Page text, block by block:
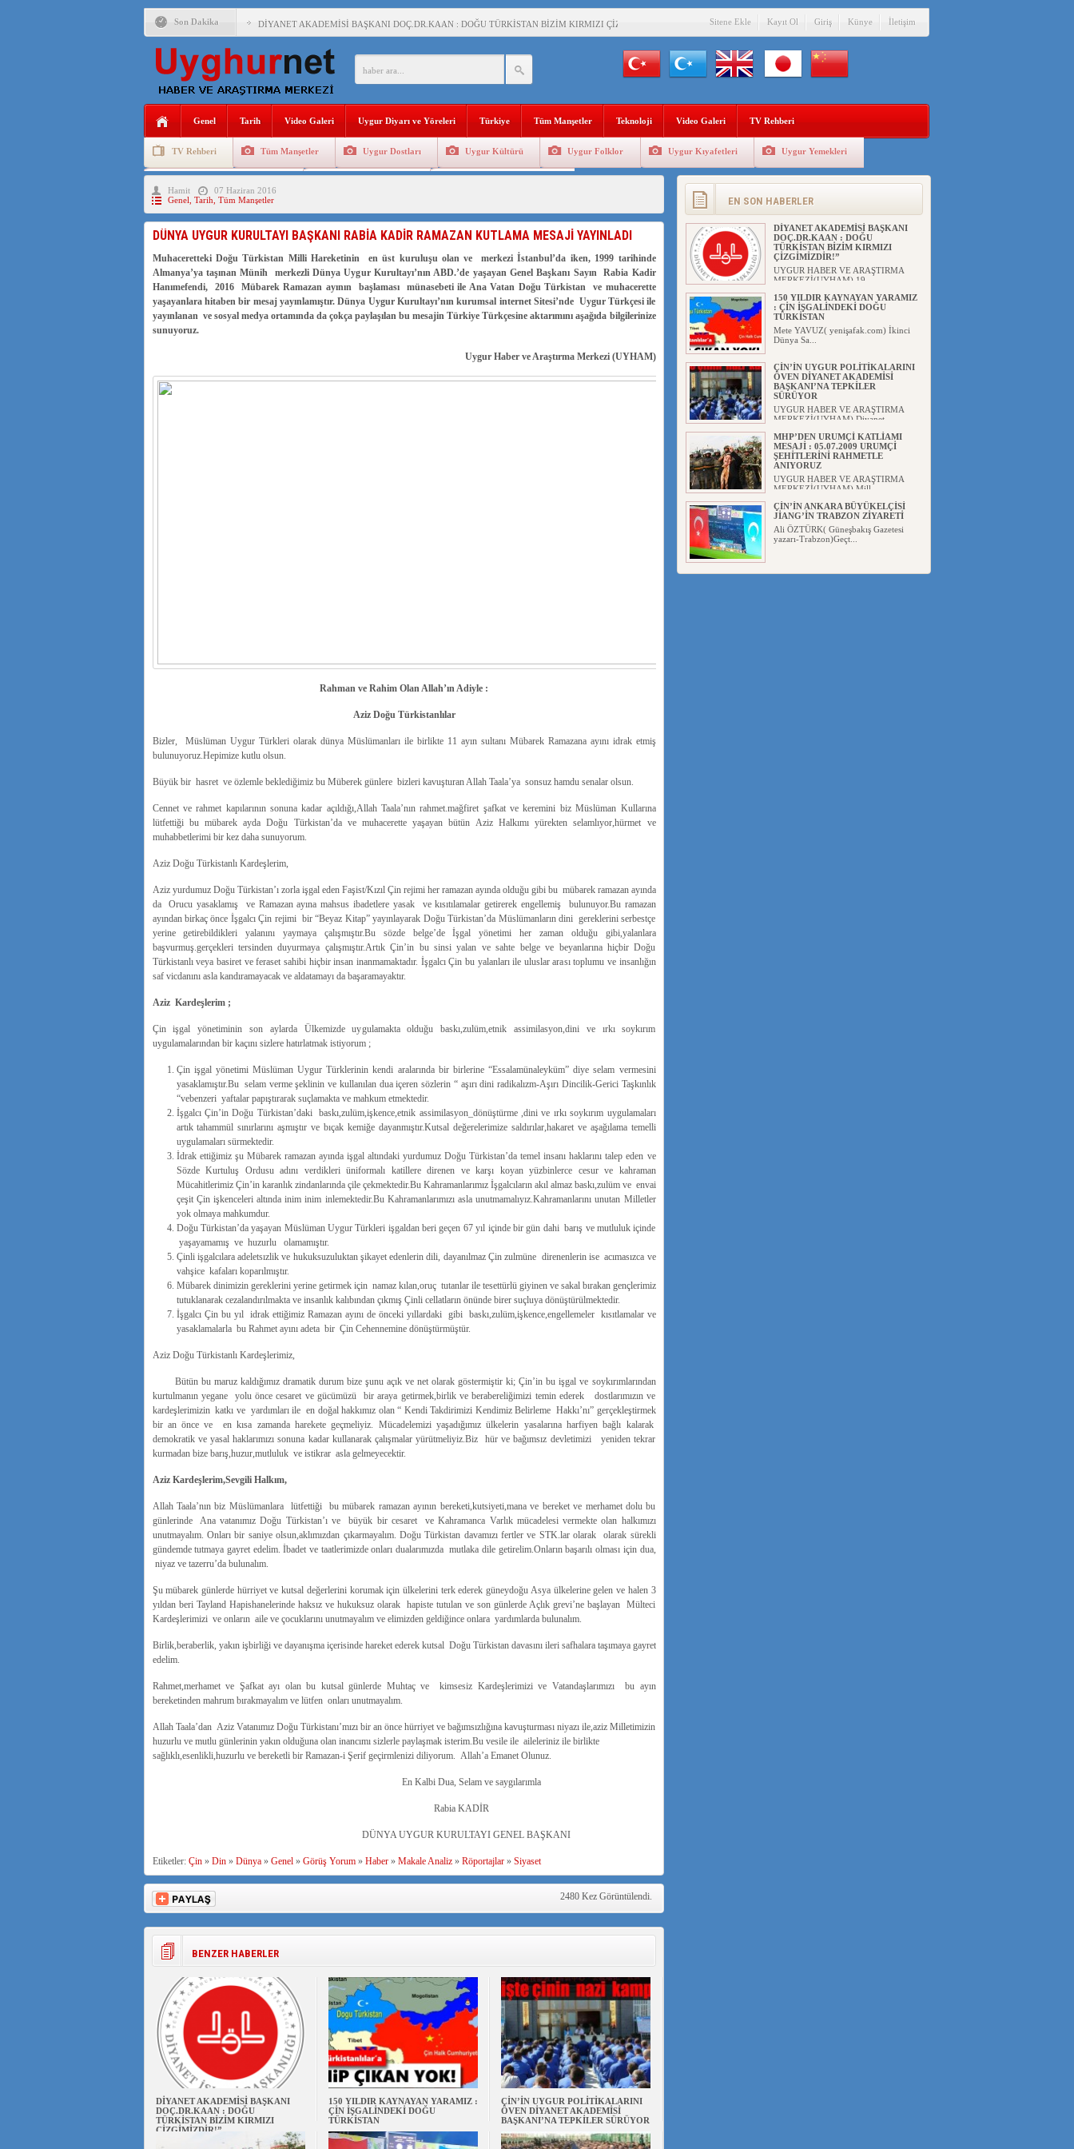
Son Dakika DİYANET AKADEMİSİ BAŞKANI DOÇ.DR.KAAN : DOĞU TÜRKİSTAN BİZİM KIRMIZI ÇİZGİMİZDİR!”
150 YILDIR KAYNAYAN YARAMIZ : ÇİN İŞGALİNDEKİ DOĞU TÜRKİSTAN
ÇİN’İN UYGUR POLİTİKALARINI ÖVEN DİYANET AKADEMİSİ BAŞKANI’NA TEPKİLER SÜRÜYOR
MHP’DEN URUMÇİ KATLİAMI MESAJİ : 05.07.2009 URUMÇİ ŞEHİTLERİNİ RAHMETLE ANIYORUZ
ÇİN’İN ANKARA BÜYÜKELÇİSİ JİANG’İN TRABZON ZİYARETİ
SAADET PARTİSİ İLÇE BAŞKANI : TEMMUZ AYI,DOĞU TÜRKİSTAN İÇİN KATLİAM AYI DEĞİLDİR !
İŞGALCİ ÇİN,DOĞU TÜRKİSTAN’DA EN AZ 143 BİN UYGUR ÇOCUĞU AİLELERİNDEN KOPARDI
AZİZANA KAŞGAR : IŞIKLAR ALTINDA BİR VİTRİN Mİ, SUSTURULMUŞBER HAFİZA Mİ?
Sitene Ekle Kayıt Ol Giriş Künye İletişim
Genel Tarih Video Galeri Uygur Diyarı ve Yöreleri Türkiye Tüm Manşetler Teknoloji Video Galeri TV Rehberi
TV Rehberi Tüm Manşetler Uygur Dostları Uygur Kültürü Uygur Folklor Uygur Kıyafetleri Uygur Yemekleri
Uygurlarda Düğün ve Cenaze
Hamit
07 Haziran 2016
Genel Tarih Tüm Manşetler
DÜNYA UYGUR KURULTAYI BAŞKANI RABİA KADİR RAMAZAN KUTLAMA MESAJİ YAYINLADI
Muhaceretteki Doğu Türkistan Milli Hareketinin en üst kuruluşu olan ve merkezi İstanbul’da iken, 1999 tarihinde
Almanya’ya taşınan Münih merkezli Dünya Uygur Kurultayı’nın ABD.’de yaşayan Genel Başkanı Sayın Rabia Kadir
Hanımefendi, 2016 Mübarek Ramazan ayının başlaması münasebeti ile Ana Vatan Doğu Türkistan ve muhacerette
yaşayanlara hitaben bir mesaj yayınlamıştır. Dünya Uygur Kurultayı’nın kurumsal internet Sitesi’nde Uygur Türkçesi ile
yayınlanan ve sosyal medya ortamında da çokça paylaşılan bu mesajin Türkiye Türkçesine aktarımını aşağıda bilgilerinize
sunuyoruz.
Uygur Haber ve Araştırma Merkezi (UYHAM)
Rahman ve Rahim Olan Allah’ın Adiyle :
Aziz Doğu Türkistanlılar
Bizler, Müslüman Uygur Türkleri olarak dünya Müslümanları ile birlikte 11 ayın sultanı Mübarek Ramazana ayını idrak etmiş
bulunuyoruz.Hepimize kutlu olsun.
Büyük bir hasret ve özlemle beklediğimiz bu Müberek günlere bizleri kavuşturan Allah Taala’ya sonsuz hamdu senalar olsun.
Cennet ve rahmet kapılarının sonuna kadar açıldığı,Allah Taala’nın rahmet.mağfiret şafkat ve keremini biz Müslüman Kullarına
lütfettiği bu mübarek ayda Doğu Türkistan’da ve muhacerette yaşayan bütün Aziz Halkımı yürekten selamlıyor,hürmet ve
muhabbetlerimi bir kez daha sunuyorum.
Aziz Doğu Türkistanlı Kardeşlerim,
Aziz yurdumuz Doğu Türkistan’ı zorla işgal eden Faşist/Kızıl Çin rejimi her ramazan ayında olduğu gibi bu mübarek ramazan ayında
da Orucu yasaklamış ve Ramazan ayına mahsus ibadetlere yasak ve kısıtılamalar getirerek engellemiş bulunuyor.Bu ramazan
ayından birkaç önce İşgalcı Çin rejimi bir “Beyaz Kitap” yayınlayarak Doğu Türkistan’da Müslümanların dini gereklerini serbestçe
yerine getirebildikleri yalanını yaymaya çalışmıştır.Bu sözde belge’de İşgal yönetimi her zaman olduğu gibi,yalanlara
başvurmuş.gerçekleri tersinden duyurmaya çalışmıştır.Artık Çin’in bu sinsi yalan ve sahte belge ve beyanlarına hiçbir Doğu
Türkistanlı veya basiret ve feraset sahibi hiçbir insan inanmamaktadır. İşgalcı Çin bu yalanları ile uluslar arası toplumu ve insanlığın
saf vicdanını asla kandıramayacak ve aldatamayı da başaramayaktır.
Aziz Kardeşlerim ;
Çin işgal yönetiminin son aylarda Ülkemizde uygulamakta olduğu baskı,zulüm,etnik assimilasyon,dini ve ırkı soykırım
uygulamalarından bir kaçını sizlere hatırlatmak istiyorum ;
Çin işgal yönetimi Müslüman Uygur Türklerinin kendi aralarında bir birlerine “Essalamünaleyküm” diye selam vermesini
yasaklamıştır.Bu selam verme şeklinin ve kullanılan dua içeren sözlerin “ aşırı dini radikalızm-Aşırı Dincilik-Gerici Taşkınlık
“vebenzeri yaftalar papıştırarak suçlamakta ve mahkum etmektedir.
İşgalcı Çin’in Doğu Türkistan’daki baskı,zulüm,işkence,etnik assimilasyon_dönüştürme ,dini ve ırkı soykırım uygulamaları
artık tahammül sınırlarını aşmıştır ve bıçak kemiğe dayanmıştır.Kutsal değerelerimize saldırılar,hakaret ve aşağılama temelli
uygulamaları sürmektedir.
İdrak ettiğimiz şu Mübarek ramazan ayında işgal altındaki yurdumuz Doğu Türkistan’da temel insanı haklarını talep eden ve
Sözde Kurtuluş Ordusu adını verdikleri üniformalı katillere direnen ve karşı koyan yüzbinlerce cesur ve kahraman
Mücahitlerimiz Çin’in karanlık zindanlarında çile çekmektedir.Bu Kahramanlarımız İşgalcıların akıl almaz baskı,zulüm ve envai
çeşit Çin işkenceleri altında inim inim inlemektedir.Bu Kahramanlarımızı asla unutmamalıyız.Kahramanlarını unutan Milletler
yok olmaya mahkumdur.
Doğu Türkistan’da yaşayan Müslüman Uygur Türkleri işgaldan beri geçen 67 yıl içinde bir gün dahi barış ve mutluluk içinde
yaşayamamış ve huzurlu olamamıştır.
Çinli işgalcılara adeletsızlik ve hukuksuzuluktan şikayet edenlerin dili, dayanılmaz Çin zulmüne direnenlerin ise acımasızca ve
vahşice kafaları koparılmıştır.
Mübarek dinimizin gereklerini yerine getirmek için namaz kılan,oruç tutanlar ile tesettürlü giyinen ve sakal bırakan gençlerimiz
tutuklanarak cezalandırılmakta ve insanlık kalıbından çıkmış Çinli cellatların önünde birer suçluya dönüştürülmektedir.
İşgalcı Çin bu yıl idrak ettiğimiz Ramazan ayını de önceki yıllardaki gibi baskı,zulüm,işkence,engellemeler kısıtlamalar ve
yasaklamalarla bu Rahmet ayını adeta bir Çin Cehennemine dönüştürmüştür.
Aziz Doğu Türkistanlı Kardeşlerimiz,
Bütün bu maruz kaldığımız dramatik durum bize şunu açık ve net olarak göstermiştir ki; Çin’in bu işgal ve soykırımlarından
kurtulmanın yegane yolu önce cesaret ve gücümüzü bir araya getirmek,birlik ve berabereliğimizi temin ederek dostlarımızın ve
kardeşlerimizin katkı ve yardımları ile en doğal hakkımız olan “ Kendi Takdirimizi Kendimiz Belirleme Hakkı’nı” gerçekleştirmek
bir an önce ve en kısa zamanda harekete geçmeliyiz. Mücadelemizi yaşadığımız ülkelerin yasalarına harfiyen bağlı kalarak
demokratik ve yasal haklarımızı sonuna kadar kullanarak çalışmalar yürütmeliyiz.Biz hür ve bağımsız devletimizi yeniden tekrar
kurmadan bize barış,huzur,mutluluk ve istikrar asla gelmeyecektir.
Aziz Kardeşlerim,Sevgili Halkım,
Allah Taala’nın biz Müslümanlara lütfettiği bu mübarek ramazan ayının bereketi,kutsiyeti,mana ve bereket ve merhamet dolu bu
günlerinde Ana vatanımız Doğu Türkistan’ı ve büyük bir cesaret ve Kahramanca Varlık mücadelesi vermekte olan halkımızı
unutmayalım. Onları bir saniye olsun,aklımızdan çıkarmayalım. Doğu Türkistan davamızı fertler ve STK.lar olarak olarak sürekli
gündemde tutmaya gayret edelim. İbadet ve taatlerimizde onları dualarımızda mutlaka dile getirelim.Onların başarılı olması için dua,
niyaz ve tazerru’da bulunalım.
Şu mübarek günlerde hürriyet ve kutsal değerlerini korumak için ülkelerini terk ederek güneydoğu Asya ülkelerine gelen ve halen 3
yıldan beri Tayland Hapishanelerinde haksız ve hukuksuz olarak hapiste tutulan ve son günlerde Açlık grevi’ne başlayan Mülteci
Kardeşlerimizi ve onların aile ve çocuklarını unutmayalım ve elimizden geldiğince onlara yardımlarda bulunalım.
Birlik,beraberlik, yakın işbirliği ve dayanışma içerisinde hareket ederek kutsal Doğu Türkistan davasını ileri safhalara taşımaya gayret
edelim.
Rahmet,merhamet ve Şafkat ayı olan bu kutsal günlerde Muhtaç ve kimsesiz Kardeşlerimizi ve Vatandaşlarımızı bu ayın
bereketinden mahrum bırakmayalım ve lütfen onları unutmayalım.
Allah Taala’dan Aziz Vatanımız Doğu Türkistanı’mızı bir an önce hürriyet ve bağımsızlığına kavuşturması niyazı ile,aziz Milletimizin
huzurlu ve mutlu günlerinin yakın olduğuna olan inancımı sizlerle paylaşmak isterim.Bu vesile ile aileleriniz ile birlikte
sağlıklı,esenlikli,huzurlu ve bereketli bir Ramazan-i Şerif geçirmlenizi diliyorum. Allah’a Emanet Olunuz.
En Kalbi Dua, Selam ve saygılarımla
Rabia KADİR
DÜNYA UYGUR KURULTAYI GENEL BAŞKANI
Etiketler: Çin» Din» Dünya» Genel» Görüş Yorum» Haber» Makale Analiz» Röportajlar» Siyaset
2480 Kez Görüntülendi.
BENZER HABERLER
DİYANET AKADEMİSİ BAŞKANI
DOÇ.DR.KAAN : DOĞU
TÜRKİSTAN BİZİM KIRMIZI
ÇİZGİMİZDİR!”
150 YILDIR KAYNAYAN YARAMIZ :
ÇİN İŞGALİNDEKİ DOĞU
TÜRKİSTAN
ÇİN’İN UYGUR POLİTİKALARINI
ÖVEN DİYANET AKADEMİSİ
BAŞKANI’NA TEPKİLER SÜRÜYOR
EN SON HABERLER
DİYANET AKADEMİSİ BAŞKANI
DOÇ.DR.KAAN : DOĞU
TÜRKİSTAN BİZİM KIRMIZI
ÇİZGİMİZDİR!”
UYGUR HABER VE ARAŞTIRMA
MERKEZİ(UYHAM) 19...
150 YILDIR KAYNAYAN YARAMIZ
: ÇİN İŞGALİNDEKİ DOĞU
TÜRKİSTAN
Mete YAVUZ( yenişafak.com) İkinci
Dünya Sa...
ÇİN’İN UYGUR POLİTİKALARINI
ÖVEN DİYANET AKADEMİSİ
BAŞKANI’NA TEPKİLER
SÜRÜYOR
UYGUR HABER VE ARAŞTIRMA
MERKEZİ(UYHAM) Diyanet
MHP’DEN URUMÇİ KATLİAMI
MESAJİ : 05.07.2009 URUMÇİ
ŞEHİTLERİNİ RAHMETLE
ANIYORUZ
UYGUR HABER VE ARAŞTIRMA
MERKEZİ(UYHAM) Mill...
ÇİN’İN ANKARA BÜYÜKELÇİSİ
JİANG’İN TRABZON ZİYARETİ
Ali ÖZTÜRK( Güneşbakış Gazetesi
yazarı-Trabzon)Geçt...
İŞGALCİ ÇİN’DEN “FETİHLER